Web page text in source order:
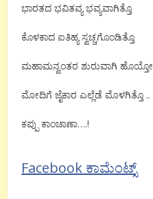
ಭಾರತದ ಭವಿತವ್ಯ ಭವ್ಯವಾಗಿತ್ತೊ
ಕೊಳಕಾದ ಐತಿಹ್ಯ ಸ್ವಚ್ಚಗೊಂಡಿತ್ತೊ
ಮಹಾಮನ್ವಂತರ ಶುರುವಾಗಿ ಹೊಯ್ತೋ
ಮೋದಿಗೆ ಜೈಕಾರ ಎಲ್ಲೆಡೆ ಮೊಳಗಿತ್ತೊ ..
ಕಪ್ಪು ಕಾಂಚಾಣಾ….!
Facebook ಕಾಮೆಂಟ್ಸ್